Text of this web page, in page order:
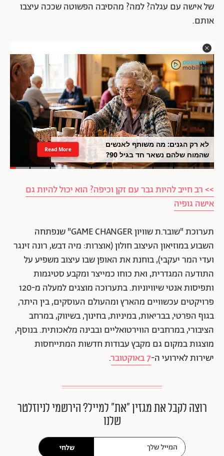
של אישה עם עגלה? למה? מהסיבה הפשוטה שככה עיצבו
אותם.
לא רק הגנים: מה משותף לאנשים
שהמוח שלהם נשאר חד בגיל 90?
Read More
>> רב חייב להיות גבר עם זקן וכיפה? הוא יכול להיות גם
אישה גופיה
תערוכת "שובר.ת שוויון GAME CHANGER" שנפתחה
השבוע במוזיאון העיצוב חולון (אוצרות: מיה דבש, רונה זינגר
ועדי המר יעקבי), בוחנת את האופן שבו עיצוב משפיע על
התודעה המגדרית, ואת כוחו כמייצר ומקבע סטיגמות
ותפיסות אנטי שיוויוניות. בתערוכה מוצגים למעלה מ-120
פרויקטים עכשוויים מהארץ ומהעולם העוסקים, בין היתר,
בגוף הפרטי, בבריאות, במיניות, בחינוך, בשיווק, במרחב
הציבורי, במרחבים הווירטואליים ובבינה מלאכותית. בנוסף,
מוצגות במקום גם מקבץ עבודות חדשות המתייחסות
ישירות לאירועי ה-7 באוקטובר .
רוצה לקבל את מגזין ״את״ למייל? הירשמי לניוזלטר
שלנו
שלחי